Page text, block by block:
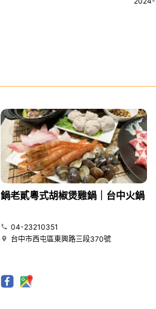
鍋老貳粵式胡椒煲雞鍋｜台中火鍋
04-23210351
台中市西屯區東興路三段370號